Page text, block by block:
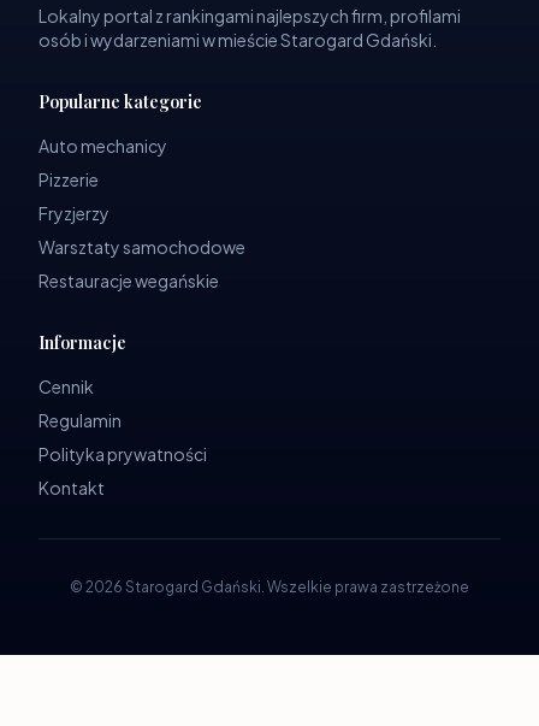
Lokalny portal z rankingami najlepszych firm, profilami
osób i wydarzeniami w mieście Starogard Gdański.
Popularne kategorie
Auto mechanicy
Pizzerie
Fryzjerzy
Warsztaty samochodowe
Restauracje wegańskie
Informacje
Cennik
Regulamin
Polityka prywatności
Kontakt
© 2026 Starogard Gdański. Wszelkie prawa zastrzeżone